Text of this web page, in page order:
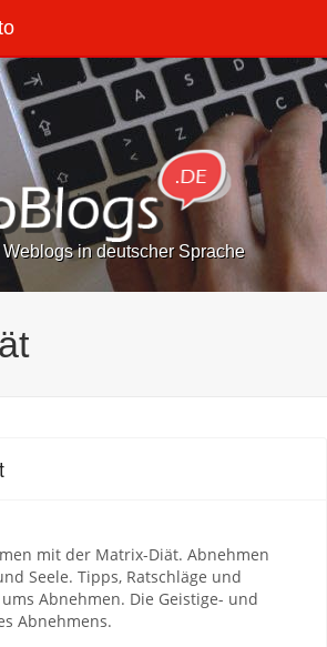
in deutscher Sprache
mit der Matrix-Diät. Abnehmen
Seele. Tipps, Ratschläge und
Abnehmen. Die Geistige- und
Abnehmens.